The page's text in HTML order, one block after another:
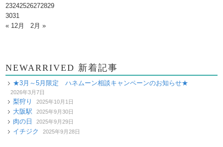
23242526272829
3031
« 12月
2月 »
NEWARRIVED 新着記事
★3月～5月限定 ハネムーン相談キャンペーンのお知らせ★
2026年3月7日
梨狩り 2025年10月1日
大阪駅 2025年9月30日
肉の日 2025年9月29日
イチジク 2025年9月28日